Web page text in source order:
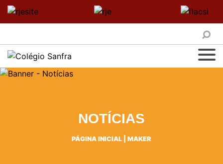
NOTÍCIAS
PÁGINA INICIAL MAKER